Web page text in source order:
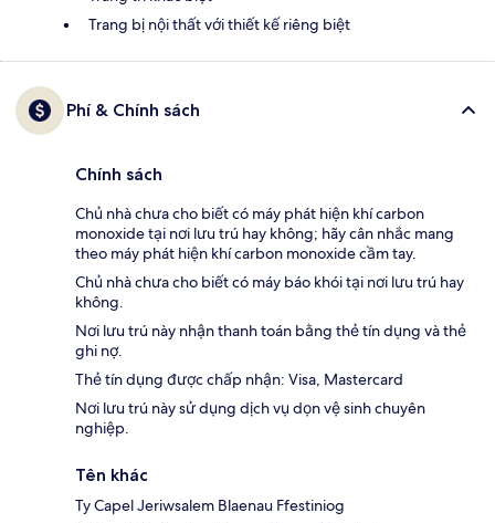
Trang bị nội thất với thiết kế riêng biệt
Phí & Chính sách
Chính sách
Chủ nhà chưa cho biết có máy phát hiện khí carbon
monoxide tại nơi lưu trú hay không; hãy cân nhắc mang
theo máy phát hiện khí carbon monoxide cầm tay.
Chủ nhà chưa cho biết có máy báo khói tại nơi lưu trú hay
không.
Nơi lưu trú này nhận thanh toán bằng thẻ tín dụng và thẻ
ghi nợ.
Thẻ tín dụng được chấp nhận: Visa, Mastercard
Nơi lưu trú này sử dụng dịch vụ dọn vệ sinh chuyên
nghiệp.
Tên khác
Ty Capel Jeriwsalem Blaenau Ffestiniog